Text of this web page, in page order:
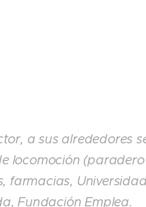
a sus alrededores
locomoción
farmacias,
Fundación Emplea.